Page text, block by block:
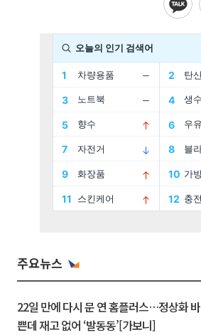
주요뉴스
22일 만에 다시 문 연 홈플러스…정상화 바
쁜데 재고 없어 ‘발동동’[가보니]